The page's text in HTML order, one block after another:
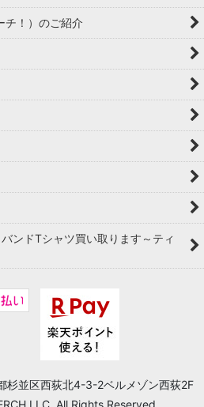
チ！）のご紹介
ンドTシャツ買い取ります～ティ
杉並区西荻北4-3-2ベルメゾン西荻2F